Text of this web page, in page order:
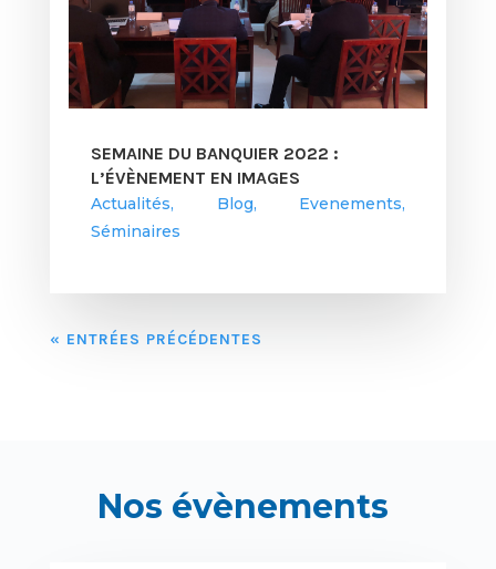
SEMAINE DU BANQUIER 2022 :
L’ÉVÈNEMENT EN IMAGES
Actualités, Blog, Evenements,
Séminaires
« ENTRÉES PRÉCÉDENTES
Nos évènements